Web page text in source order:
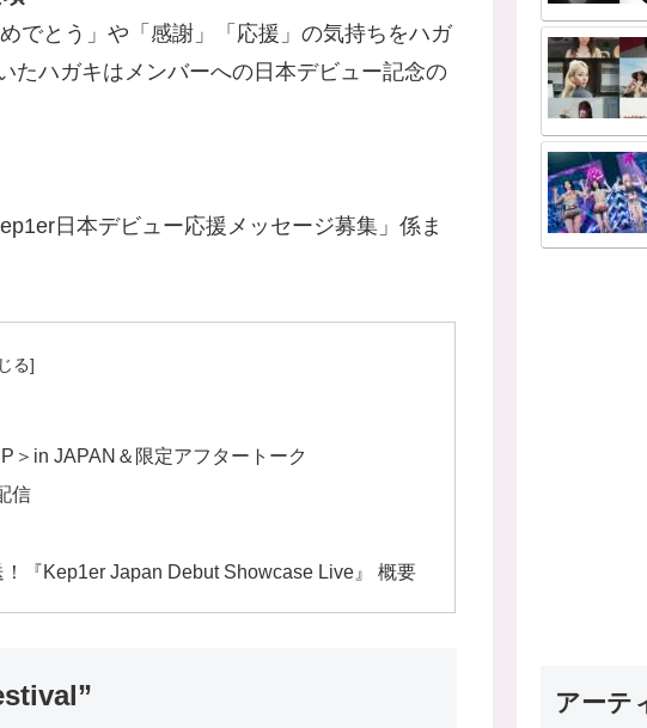
でとう」や「感謝」「応援」の気持ちをハガ
たハガキはメンバーへの日本デビュー記念の
日本デビュー応援メッセージ募集」係ま
＞in JAPAN＆限定アフタートーク
信
『Kep1er Japan Debut Showcase Live』 概要
アーテ